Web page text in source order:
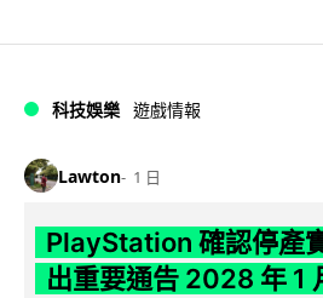
科技娛樂 遊戲情報
Lawton 1 日
PlayStation 確認停產
出重要通告 2028 年 1